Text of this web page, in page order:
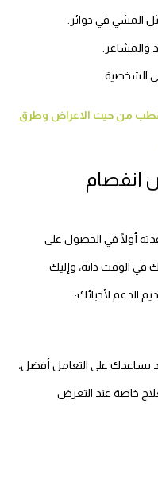
المشي في دوائر.
والمشاعر.
من حيث الاعراض وطرق
انفصام
أولًا في الحصول على
في الوقت ذاته، وإليك
الدعم لأحبائك:
يساعدك على التعامل أفضل،
خاصة عند التعرض